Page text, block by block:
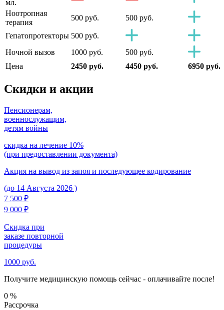
мл.
Ноотропная
терапия
500 руб. 500 руб.
Гепатопротекторы 500 руб.
Ночной вызов
1000 руб.
500 руб.
Цена
2450 руб. 4450 руб. 6950 руб.
Скидки и акции
Пенсионерам,
военнослужащим,
детям войны
скидка на лечение 10%
(при предоставлении документа)
Акция на вывод из запоя и последующее кодирование
(до 14 Августа 2026 )
7 500 ₽
9 000 ₽
Скидка при
заказе повторной
процедуры
1000 руб.
Получите медицинскую помощь сейчас - оплачивайте после!
0 %
Рассрочка